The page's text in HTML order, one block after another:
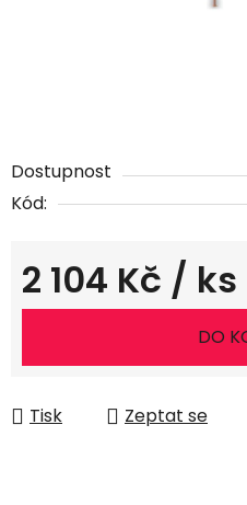
Dostupnost
Kód:
2 104 Kč / ks
Měrná cena:
DO
Tisk Zeptat se